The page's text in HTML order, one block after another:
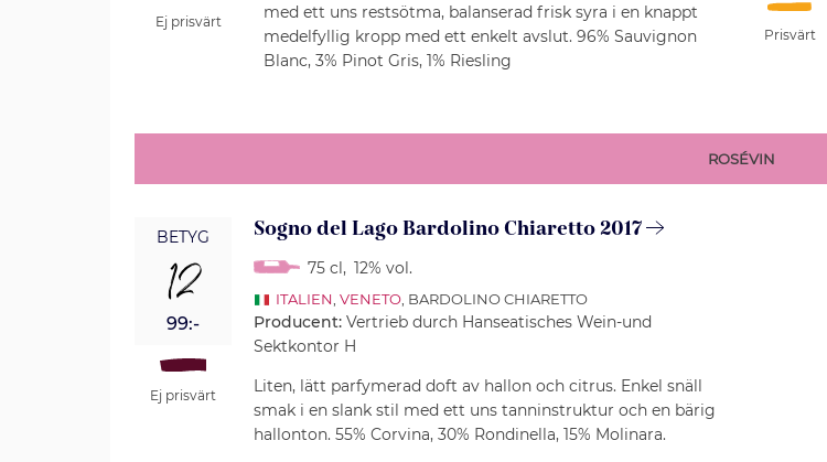
Ej prisvärt
med ett uns restsötma, balanserad frisk syra i en knappt
medelfyllig kropp med ett enkelt avslut. 96% Sauvignon
Blanc, 3% Pinot Gris, 1% Riesling
Prisvärt
ROSÉVIN
BETYG
12
99:-
Ej prisvärt
Sogno del Lago Bardolino Chiaretto 2017
75 cl, 12% vol.
ITALIEN ,VENETO , BARDOLINO CHIARETTO
Producent:Vertrieb durch Hanseatisches Wein-und
Sektkontor H
Liten, lätt parfymerad doft av hallon och citrus. Enkel snäll
smak i en slank stil med ett uns tanninstruktur och en bärig
hallonton. 55% Corvina, 30% Rondinella, 15% Molinara.